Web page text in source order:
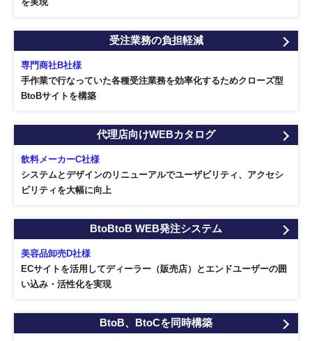
受注業務の負担軽減
専門商社B社様
手作業で行なっていた各種受注業務を効率化するためクローズ型
BtoBサイトを構築
代理店向けWEBカタログ
飲料メーカーC社様
システムとデザインのリニューアルでユーザビリティ、アクセシ
ビリティを大幅に向上
BtoBtoB WEB発注システム
美容品卸売D社様
ECサイトを活用してディーラー（販売店）とエンドユーザーの囲
い込み・活性化を実現
BtoB、BtoCを同時構築